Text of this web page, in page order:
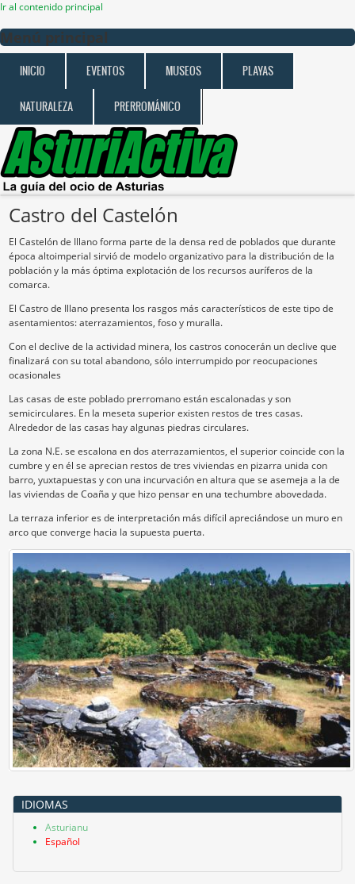
Ir al contenido principal
Menú principal
INICIO EVENTOS MUSEOS PLAYAS
NATURALEZA PRERROMÁNICO
Castro del Castelón
El Castelón de Illano forma parte de la densa red de poblados que durante
época altoimperial sirvió de modelo organizativo para la distribución de la
población y la más óptima explotación de los recursos auríferos de la
comarca.
El Castro de Illano presenta los rasgos más característicos de este tipo de
asentamientos: aterrazamientos, foso y muralla.
Con el declive de la actividad minera, los castros conocerán un declive que
finalizará con su total abandono, sólo interrumpido por reocupaciones
ocasionales
Las casas de este poblado prerromano están escalonadas y son
semicirculares. En la meseta superior existen restos de tres casas.
Alrededor de las casas hay algunas piedras circulares.
La zona N.E. se escalona en dos aterrazamientos, el superior coincide con la
cumbre y en él se aprecian restos de tres viviendas en pizarra unida con
barro, yuxtapuestas y con una incurvación en altura que se asemeja a la de
las viviendas de Coaña y que hizo pensar en una techumbre abovedada.
La terraza inferior es de interpretación más difícil apreciándose un muro en
arco que converge hacia la supuesta puerta.
IDIOMAS
Asturianu
Español